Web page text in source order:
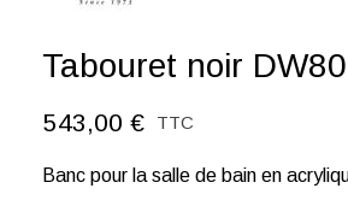
Tabouret noir
543,00 € TTC
Banc pour la salle de bain en